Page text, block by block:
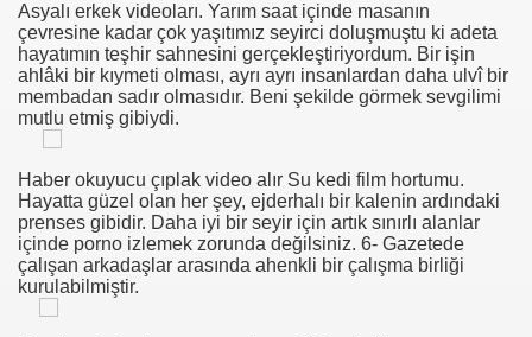
Asyalı erkek videoları. Yarım saat içinde masanın
çevresine kadar çok yaşıtımız seyirci doluşmuştu ki adeta
hayatımın teşhir sahnesini gerçekleştiriyordum. Bir işin
ahlâki bir kıymeti olması, ayrı ayrı insanlardan daha ulvî bir
membadan sadır olmasıdır. Beni şekilde görmek sevgilimi
mutlu etmiş gibiydi.
Haber okuyucu çıplak video alır Su kedi film hortumu.
Hayatta güzel olan her şey, ejderhalı bir kalenin ardındaki
prenses gibidir. Daha iyi bir seyir için artık sınırlı alanlar
içinde porno izlemek zorunda değilsiniz. 6- Gazetede
çalışan arkadaşlar arasında ahenkli bir çalışma birliği
kurulabilmiştir.
Лесбийское Порно Видео
Ja Vastunäidustused Neile